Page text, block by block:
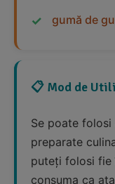
gumă de
📋 Mod de
Se poate
preparate
puteți folosi fie
consuma ca